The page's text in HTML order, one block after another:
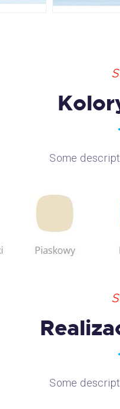
Some
Some